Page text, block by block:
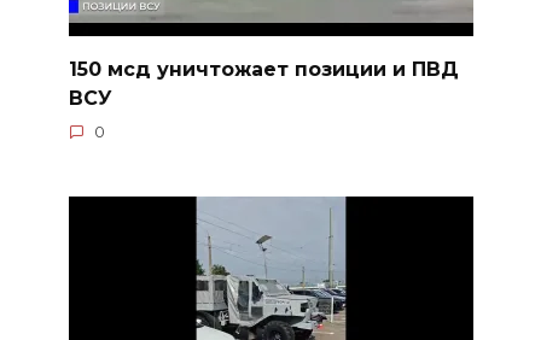
150 мсд уничтожает позиции и ПВД
ВСУ
0